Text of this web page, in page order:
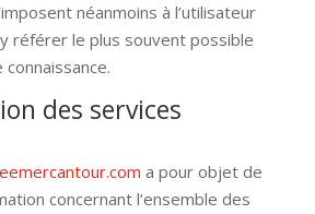
néanmoins à l’utilisateur
référer le plus souvent possible
des services
a pour objet de
concernant l’ensemble des